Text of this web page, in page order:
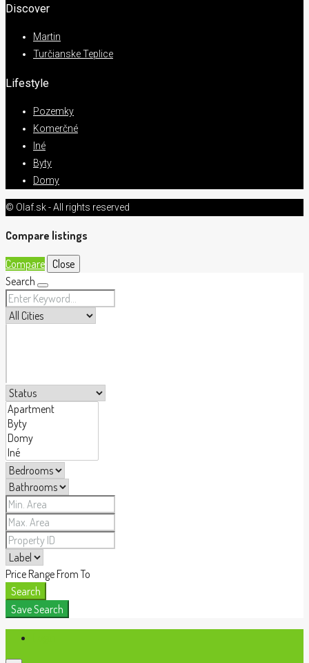
Discover
Martin
Turčianske Teplice
Lifestyle
Pozemky
Komerčné
Iné
Byty
Domy
© Olaf.sk - All rights reserved
Compare listings
Compare Close
Search
Price RangeFromTo
Search
Save Search